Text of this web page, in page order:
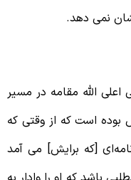
نمی دهد.
الله مقامه در مسیر
است که از وقتی که
[که برایش] می آمد